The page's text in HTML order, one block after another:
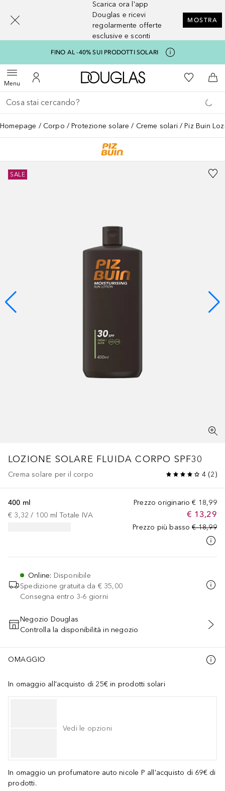
Scarica ora l'app
Douglas e ricevi
regolarmente offerte
esclusive e sconti
MOSTRA
FINO AL -40% SUI PRODOTTI SOLARI
MenuApri menuAl Mio Account
A Douglas HomeAlla Mia
Al
Torna indietro
Esegui ricerca
Homepage Corpo Protezione solare Creme solari Piz Buin
SALE
LOZIONE SOLARE FLUIDA CORPO SPF30
Crema solare per il corpo 4 (2)
Prezzo originario € 18,99
€ 13,29
Prezzo più basso € 18,99
400 ml
€ 3,32 / 100 ml Totale IVA
Online: Disponibile
Spedizione gratuita da € 35,00
Consegna entro 3-6 giorni
AGGIUNGI AL CARRELLO
Negozio Douglas
Controlla la disponibilità in negozio
OMAGGIO
In omaggio all'acquisto di 25€ in prodotti solari
Vedi le opzioni
In omaggio un profumatore auto nicole P all'acquisto di 69€ di
prodotti.
[navigation.slideout.screenreader]